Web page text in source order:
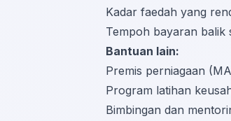
Kadar faedah yang
Tempoh bayaran balik
Bantuan lain:
Premis perniagaan
Program latihan
Bimbingan dan